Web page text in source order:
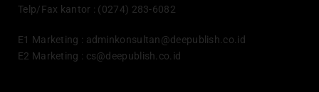
Telp/Fax kantor : (0274) 283-6082
E1 Marketing : adminkonsultan@deepublish.co.id
E2 Marketing : cs@deepublish.co.id